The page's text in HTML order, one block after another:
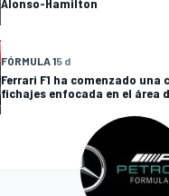
Alonso-Hamilton
FÓRMULA 15 d
Ferrari F1 ha comenzado una
fichajes enfocada en el área